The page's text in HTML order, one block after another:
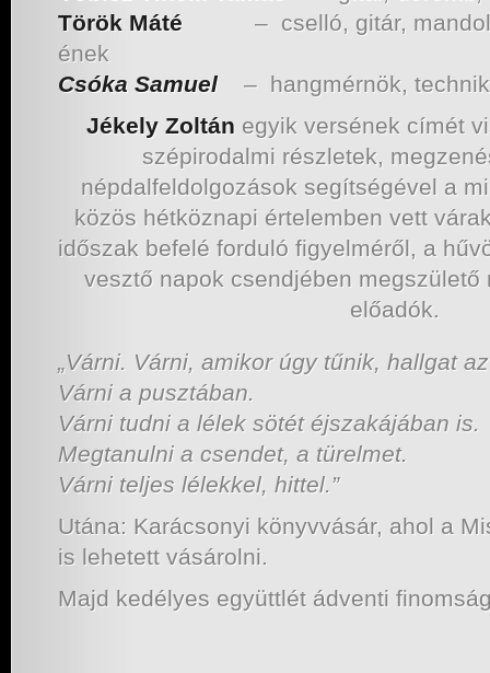
Török Máté
– cselló, gitár,
ének
Csóka Samuel
– hangmérnök,
Jékely Zoltán egyik versének címét
szépirodalmi részletek,
népdalfeldolgozások segítségével a
közös hétköznapi értelemben vett
időszak befelé forduló figyelméről, a
vesztő napok csendjében megszülető
előadók.
„Várni. Várni, amikor úgy tűnik, hallgat
Várni a pusztában.
Várni tudni a lélek sötét éjszakájában is.
Megtanulni a csendet, a türelmet.
Várni teljes lélekkel, hittel.”
Utána: Karácsonyi könyvvásár, ahol a
is lehetett vásárolni.
Majd kedélyes együttlét ádventi